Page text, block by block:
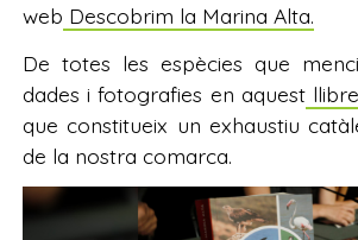
web Descobrim la Marina Alta.
De totes les espècies que
dades i fotografies en aquestllibre
que constitueix un exhaustiu
de la nostra comarca.